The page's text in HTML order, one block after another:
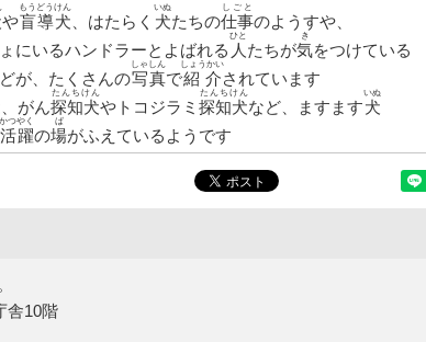
や盲導犬
もうどうけん
、はたらく 犬
いぬ
たちの仕事
しごと
のようすや、
にいるハンドラーとよばれる 人
ひと
たちが気
き
をつけている
が、たくさんの写真
しゃしん
で紹介
しょうかい
されています
がん探知犬
たんちけん
やトコジラミ 探知犬
たんちけん
など、ますます犬
いぬ
活躍
かつやく
の場
ば
がふえているようです
舎10階